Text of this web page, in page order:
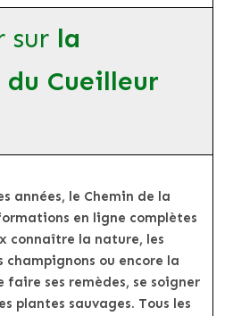
sur la
Cueilleur
années, le Chemin de la
en ligne complètes
connaître la nature, les
champignons ou encore la
faire ses remèdes, se soigner
plantes sauvages. Tous les